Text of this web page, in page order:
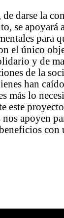
darse la
se apoyará
para
el único
y de
de la
han
más lo
este
nos apoyen
con